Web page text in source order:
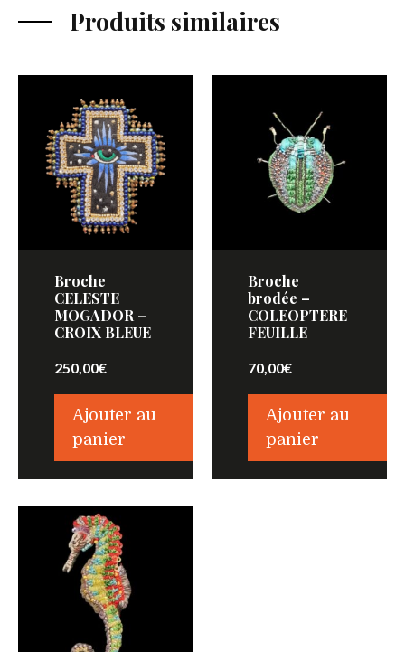
Produits similaires
Broche
CELESTE
MOGADOR –
CROIX BLEUE
250,00€
Ajouter au
panier
Broche
brodée –
COLEOPTERE
FEUILLE
70,00€
Ajouter au
panier